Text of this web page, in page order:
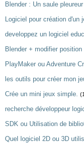
Blender : Un saule pleureur
Logiciel pour création d'un
developpez un logiciel
Blender + modifier
PlayMaker ou Adventure
les outils pour créer mon
Crée un mini jeux simple.
recherche développeur
SDK ou Utilisation de
Quel logiciel 2D ou 3D